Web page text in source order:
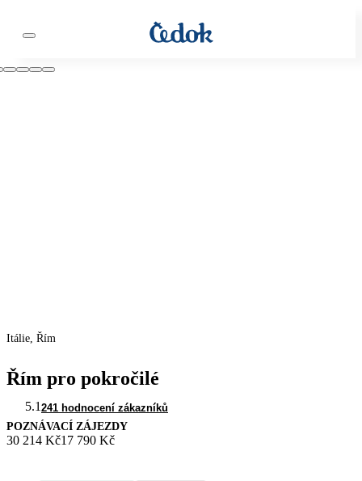
Itálie, Řím
Řím pro pokročilé
5.1 241 hodnocení zákazníků
POZNÁVACÍ ZÁJEZDY
30 214 Kč17 790 Kč